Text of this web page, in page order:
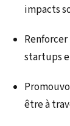
impacts
startups
être à